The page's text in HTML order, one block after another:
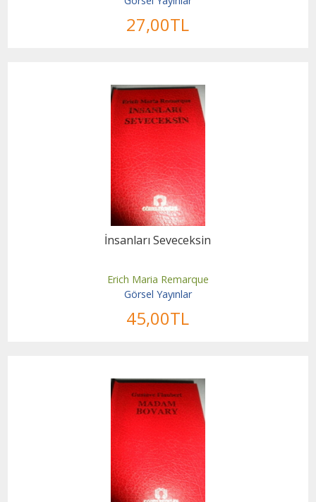
27,00TL
İnsanları Seveceksin
Erich Maria Remarque
Görsel Yayınlar
45,00TL